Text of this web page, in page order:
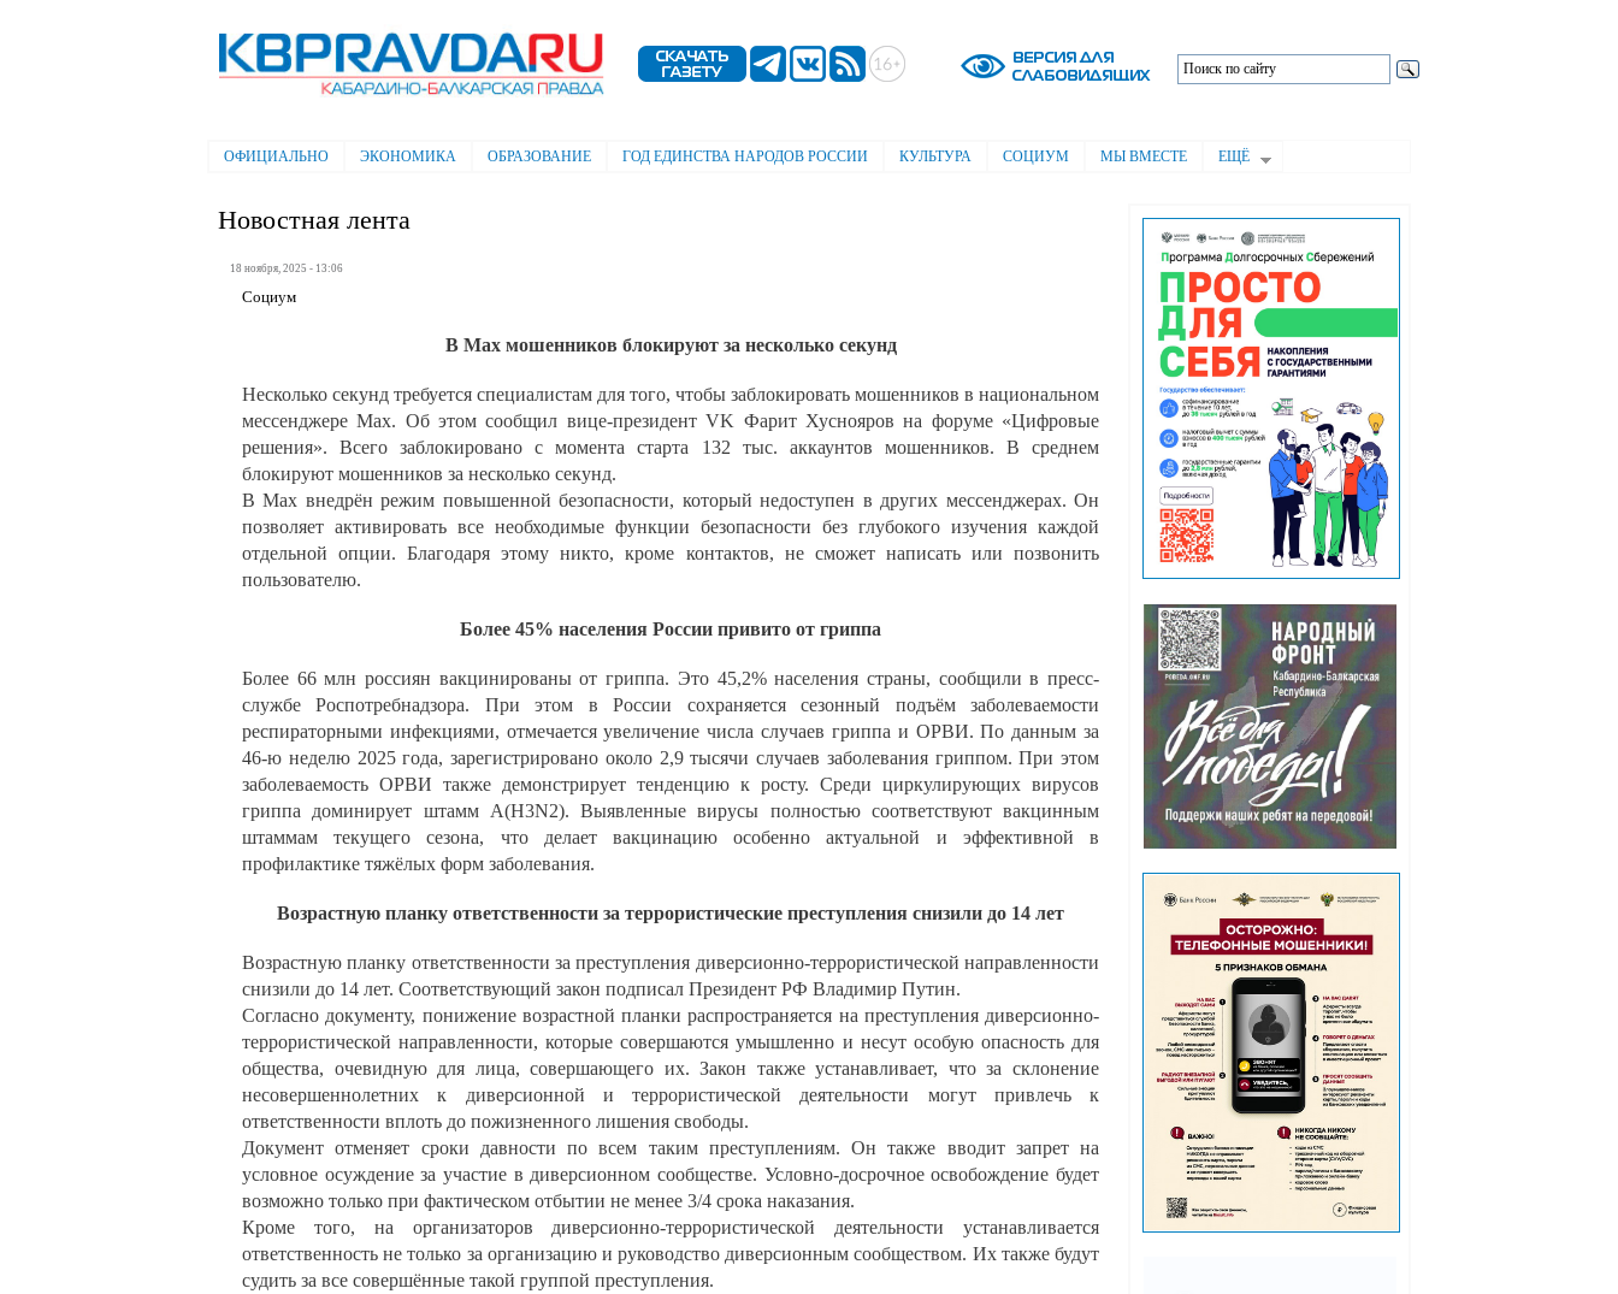
содержанию
Электронная газета "Кабардино-
Балкарская правда"
Главное меню
ОФИЦИАЛЬНО ЭКОНОМИКА ОБРАЗОВАНИЕ ГОД ЕДИНСТВА НАРОДОВ РОССИИ КУЛЬТУРА СОЦИУМ МЫ ВМЕСТЕ ЕЩЁ
Новостная лента
18 ноября, 2025 - 13:06
Социум
В Max мошенников блокируют за несколько секунд
Несколько секунд требуется специалистам для того, чтобы заблокировать мошенников в национальном
мессенджере Max. Об этом сообщил вице-президент VK Фарит Хуснояров на форуме «Цифровые
решения». Всего заблокировано с момента старта 132 тыс. аккаунтов мошенников. В среднем
блокируют мошенников за несколько секунд.
В Max внедрён режим повышенной безопасности, который недоступен в других мессенджерах. Он
позволяет активировать все необходимые функции безопасности без глубокого изучения каждой
отдельной опции. Благодаря этому никто, кроме контактов, не сможет написать или позвонить
пользователю.
Более 45% населения России привито от гриппа
Более 66 млн россиян вакцинированы от гриппа. Это 45,2% населения страны, сообщили в пресс-
службе Роспотребнадзора. При этом в России сохраняется сезонный подъём заболеваемости
респираторными инфекциями, отмечается увеличение числа случаев гриппа и ОРВИ. По данным за
46‑ю неделю 2025 года, зарегистрировано около 2,9 тысячи случаев заболевания гриппом. При этом
заболеваемость ОРВИ также демонстрирует тенденцию к росту. Среди циркулирующих вирусов
гриппа доминирует штамм A(H3N2). Выявленные вирусы полностью соответствуют вакцинным
штаммам текущего сезона, что делает вакцинацию особенно актуальной и эффективной в
профилактике тяжёлых форм заболевания.
Возрастную планку ответственности за террористические преступления снизили до 14 лет
Возрастную планку ответственности за преступления диверсионно-террористической направленности
снизили до 14 лет. Соответствующий закон подписал Президент РФ Владимир Путин.
Согласно документу, понижение возрастной планки распространяется на преступления диверсионно-
террористической направленности, которые совершаются умышленно и несут особую опасность для
общества, очевидную для лица, совершающего их. Закон также устанавливает, что за склонение
несовершеннолетних к диверсионной и террористической деятельности могут привлечь к
ответственности вплоть до пожизненного лишения свободы.
Документ отменяет сроки давности по всем таким преступлениям. Он также вводит запрет на
условное осуждение за участие в диверсионном сообществе. Условно-досрочное освобождение будет
возможно только при фактическом отбытии не менее 3/4 срока наказания.
Кроме того, на организаторов диверсионно-террористической деятельности устанавливается
ответственность не только за организацию и руководство диверсионным сообществом. Их также будут
судить за все совершённые такой группой преступления.